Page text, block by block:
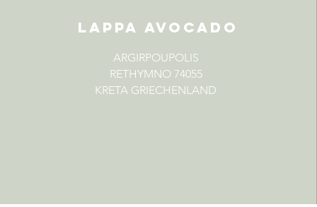
LAPPA AVOCADO
ARGIRPOUPOLIS
RETHYMNO 74055
KRETA GRIECHENLAND